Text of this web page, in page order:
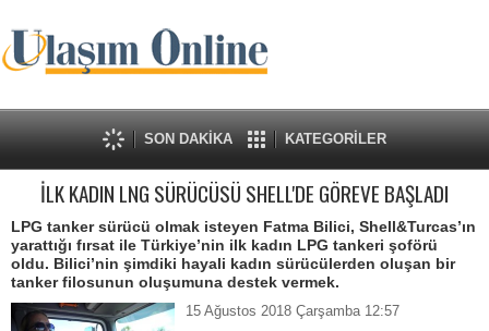
SON DAKİKA KATEGORİLER
İLK KADIN LNG SÜRÜCÜSÜ SHELL'DE GÖREVE BAŞLADI
LPG tanker sürücü olmak isteyen Fatma Bilici, Shell&Turcas’ın
yarattığı fırsat ile Türkiye’nin ilk kadın LPG tankeri şoförü
oldu. Bilici’nin şimdiki hayali kadın sürücülerden oluşan bir
tanker filosunun oluşumuna destek vermek.
15 Ağustos 2018 Çarşamba 12:57